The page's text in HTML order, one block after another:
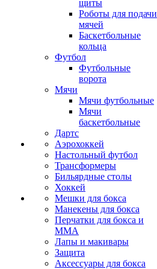
щиты
Роботы для подачи
мячей
Баскетбольные
кольца
Футбол
Футбольные
ворота
Мячи
Мячи футбольные
Мячи
баскетбольные
Дартс
Аэрохоккей
Настольный футбол
Трансформеры
Бильярдные столы
Хоккей
Мешки для бокса
Манекены для бокса
Перчатки для бокса и
MMA
Лапы и макивары
Защита
Аксессуары для бокса